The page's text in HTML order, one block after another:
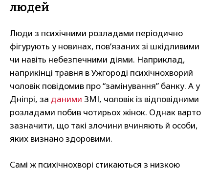
людей
Люди з психічними розладами періодично
фігурують у новинах, пов’язаних зі шкідливими
чи навіть небезпечними діями. Наприклад,
наприкінці травня в Ужгороді психічнохворий
чоловік повідомив про “замінування” банку. А у
Дніпрі, за даними ЗМІ, чоловік із відповідними
розладами побив чотирьох жінок. Однак варто
зазначити, що такі злочини вчиняють й особи,
яких визнано здоровими.
Самі ж психічнохворі стикаються з низкою